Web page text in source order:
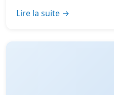
Lire la suite →